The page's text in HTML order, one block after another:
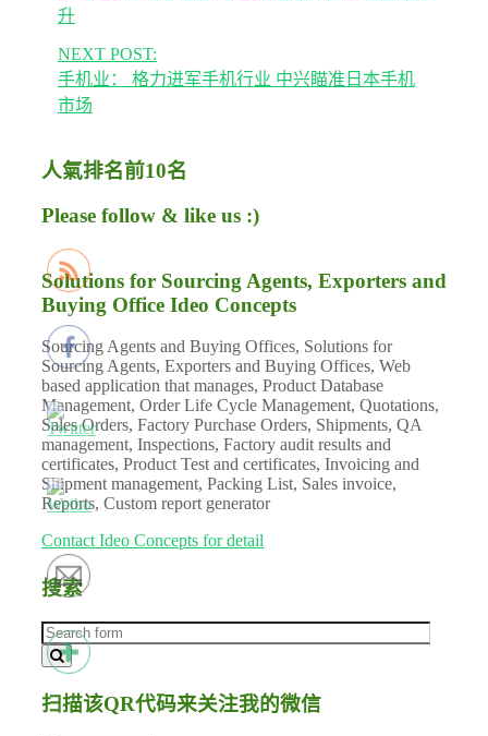
升
NEXT POST:
手机业： 格力进军手机行业 中兴瞄准日本手机
市场
人氣排名前10名
Please follow & like us :)
Solutions for Sourcing Agents, Exporters and
Buying Office Ideo Concepts
Sourcing Agents and Buying Offices, Solutions for
Sourcing Agents, Exporters and Buying Offices, Web
based application that manages, Product Database
Management, Order Life Cycle Management, Quotations,
Sales Orders, Factory Purchase Orders, Shipments, QA
management, Inspections, Factory audit results and
certificates, Product Test and certificates, Invoicing and
Shipment management, Packing List, Sales invoice,
Reports, Custom report generator
Contact Ideo Concepts for detail
搜索
扫描该QR代码来关注我的微信